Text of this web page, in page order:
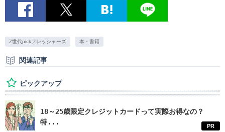
Z世代pickフレッシャーズ 本・書籍
関連記事
ピックアップ
18～25歳限定クレジットカードって実際お得なの？
特...
PR